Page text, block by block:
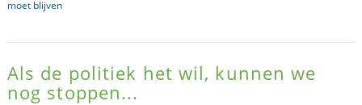
moet blijven
Als de politiek het wil, kunnen we
nog stoppen...